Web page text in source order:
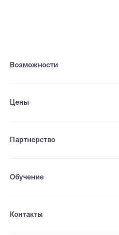
Возможности
Цены
Партнерство
Обучение
Контакты